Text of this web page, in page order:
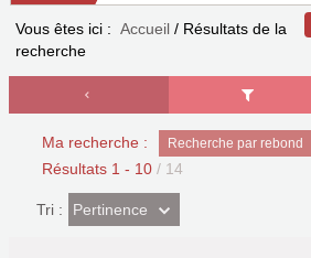
Vous êtes ici : Accueil / Résultats de la
recherche
Ma recherche : Recherche par rebond
Résultats 1 - 10 / 14
Tri : (Effet
imédiat)
Pertinence